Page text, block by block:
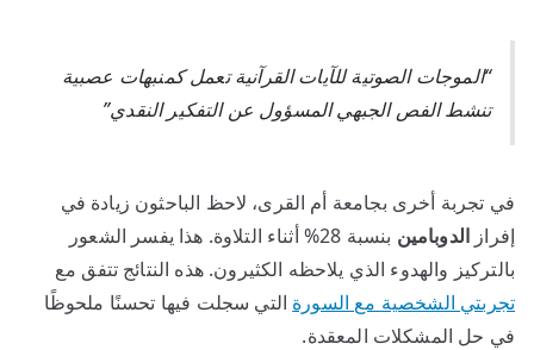
“الموجات الصوتية للآيات القرآنية تعمل كمنبهات عصبية
تنشط الفص الجبهي المسؤول عن التفكير النقدي”
في تجربة أخرى بجامعة أم القرى، لاحظ الباحثون زيادة في
إفراز الدوبامين
بنسبة 28% أثناء التلاوة. هذا يفسر الشعور
بالتركيز والهدوء الذي يلاحظه الكثيرون. هذه النتائج تتفق مع
تجربتي الشخصية مع السورة التي سجلت فيها تحسنًا ملحوظًا
في حل المشكلات المعقدة.